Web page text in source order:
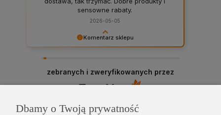
Komentarz sklepu
sensowne rabaty.
2026-05-05
zebranych i zweryfikowanych przez
Dbamy o Twoją prywatność